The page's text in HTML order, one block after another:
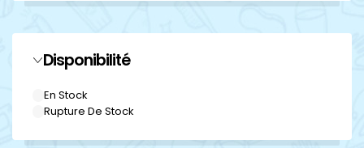
Disponibilité
En Stock
Rupture De Stock